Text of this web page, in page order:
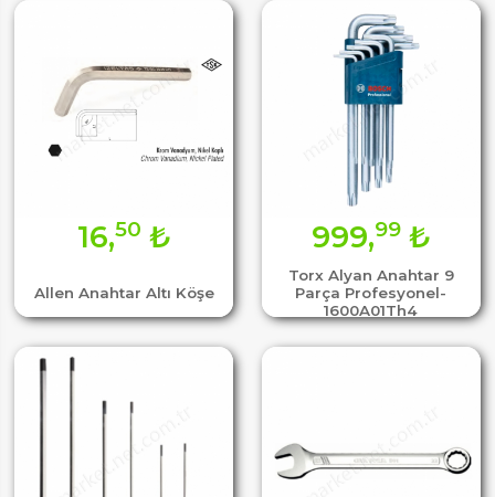
Allen Anahtar Altı Köşe
16,50 ₺
Torx Alyan Anahtar 9
Parça Profesyonel-
1600A01Th4
999,99₺